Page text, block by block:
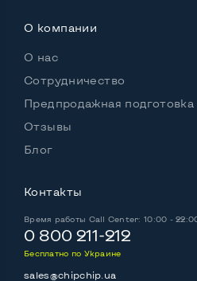
О компании
О нас
Сотрудничество
Предпродажная подготовка
Отзывы
Блог
Контакты
Время работы Call Center: 10:00 -
0 800 211-212
Бесплатно по Украине
sales@chipchip.ua